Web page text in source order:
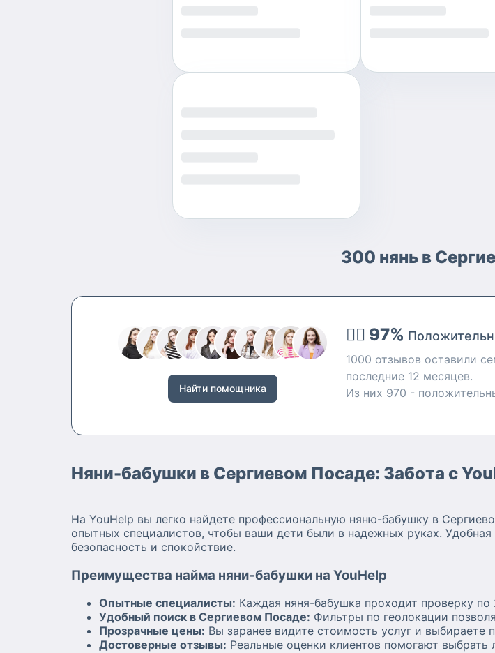
300 нянь в
Найти помощника
👍🏻 97%
1000 отзывов оставили
последние 12 месяцев.
Из них 970 -
Няни-бабушки в Сергиевом Посаде: Забота с
На YouHelp вы легко найдете профессиональную няню-бабушку в
опытных специалистов, чтобы ваши дети были в надежных руках.
безопасность и спокойствие.
Преимущества найма няни-бабушки на YouHelp
Опытные специалисты: Каждая няня-бабушка проходит проверку
Удобный поиск в Сергиевом Посаде: Фильтры по геолокации
Прозрачные цены: Вы заранее видите стоимость услуг и выбираете
Достоверные отзывы: Реальные оценки клиентов помогают выбрать